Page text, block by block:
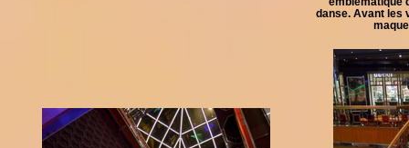
danse. Avant les